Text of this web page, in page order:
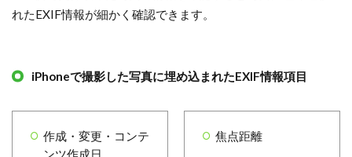
れたEXIF情報が細かく確認できます。
iPhoneで撮影した写真に埋め込まれたEXIF情報項目
作成・変更・コンテ
ンツ作成日
焦点距離